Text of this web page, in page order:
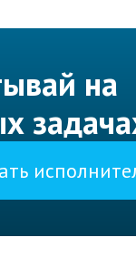
на